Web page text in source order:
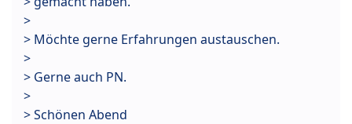
>
> Möchte gerne Erfahrungen austauschen.
>
> Gerne auch PN.
>
> Schönen Abend